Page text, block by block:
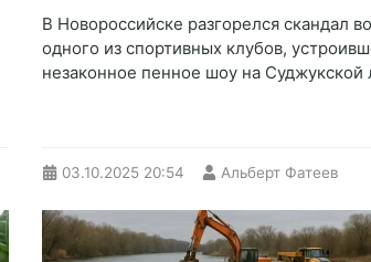
В Новороссийске разгорелся скандал
одного из спортивных клубов,
незаконное пенное шоу на Суджукской
03.10.2025 20:54 Альберт Фатеев